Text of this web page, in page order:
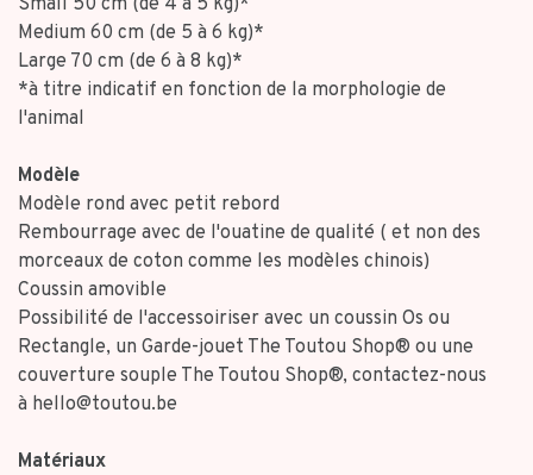
Small 50 cm (de 4 à 5 kg)*
Medium 60 cm (de 5 à 6 kg)*
Large 70 cm (de 6 à 8 kg)*
*à titre indicatif en fonction de la morphologie de
l'animal
Modèle
Modèle rond avec petit rebord
Rembourrage avec de l'ouatine de qualité ( et non des
morceaux de coton comme les modèles chinois)
Coussin amovible
Possibilité de l'accessoiriser avec un coussin Os ou
Rectangle, un Garde-jouet The Toutou Shop® ou une
couverture souple The Toutou Shop®, contactez-nous
à hello@toutou.be
Matériaux